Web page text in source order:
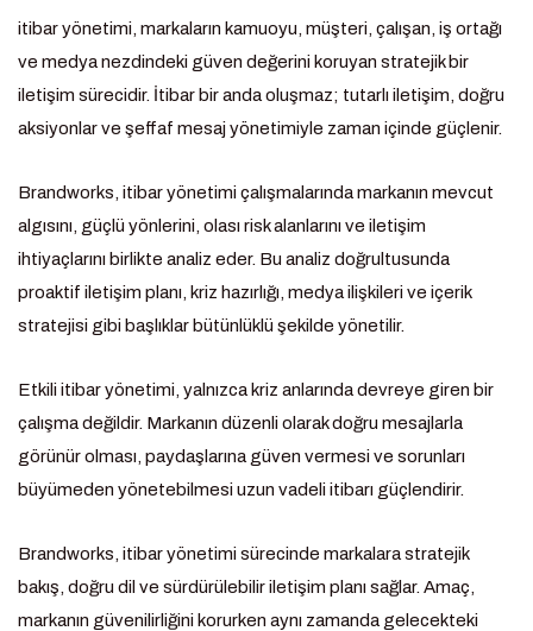
itibar yönetimi, markaların kamuoyu, müşteri, çalışan, iş ortağı
ve medya nezdindeki güven değerini koruyan stratejik bir
iletişim sürecidir. İtibar bir anda oluşmaz; tutarlı iletişim, doğru
aksiyonlar ve şeffaf mesaj yönetimiyle zaman içinde güçlenir.
Brandworks, itibar yönetimi çalışmalarında markanın mevcut
algısını, güçlü yönlerini, olası risk alanlarını ve iletişim
ihtiyaçlarını birlikte analiz eder. Bu analiz doğrultusunda
proaktif iletişim planı, kriz hazırlığı, medya ilişkileri ve içerik
stratejisi gibi başlıklar bütünlüklü şekilde yönetilir.
Etkili itibar yönetimi, yalnızca kriz anlarında devreye giren bir
çalışma değildir. Markanın düzenli olarak doğru mesajlarla
görünür olması, paydaşlarına güven vermesi ve sorunları
büyümeden yönetebilmesi uzun vadeli itibarı güçlendirir.
Brandworks, itibar yönetimi sürecinde markalara stratejik
bakış, doğru dil ve sürdürülebilir iletişim planı sağlar. Amaç,
markanın güvenilirliğini korurken aynı zamanda gelecekteki